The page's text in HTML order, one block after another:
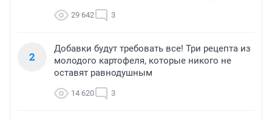
29 642 3
2
Добавки будут требовать все! Три рецепта из
молодого картофеля, которые никого не
оставят равнодушным
14 620 3